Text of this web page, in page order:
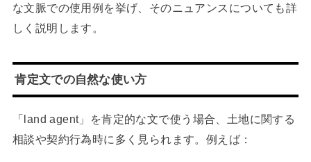
な文脈での使用例を挙げ、そのニュアンスについても詳
しく説明します。
肯定文での自然な使い方
「land agent」を肯定的な文で使う場合、土地に関する
相談や契約行為時に多く見られます。例えば：